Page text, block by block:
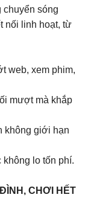
chuyển sóng
nối linh hoạt, từ
web, xem phim,
mượt mà khắp
không giới hạn
không lo tốn phí.
CHƠI HẾT